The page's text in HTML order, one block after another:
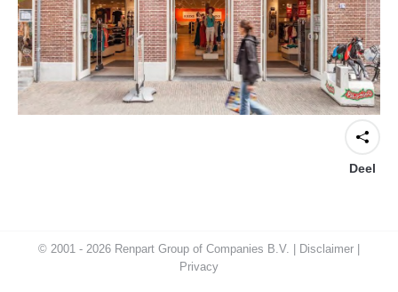
Deel
© 2001 - 2026 Renpart Group of Companies B.V. | Disclaimer |
Privacy